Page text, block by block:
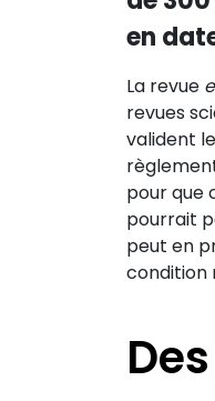
en
La revue
revues
valident
pour que
pourrait
peut en
condition